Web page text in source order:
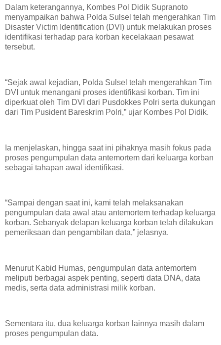
Dalam keterangannya, Kombes Pol Didik Supranoto
menyampaikan bahwa Polda Sulsel telah mengerahkan Tim
Disaster Victim Identification (DVI) untuk melakukan proses
identifikasi terhadap para korban kecelakaan pesawat
tersebut.
“Sejak awal kejadian, Polda Sulsel telah mengerahkan Tim
DVI untuk menangani proses identifikasi korban. Tim ini
diperkuat oleh Tim DVI dari Pusdokkes Polri serta dukungan
dari Tim Pusident Bareskrim Polri,” ujar Kombes Pol Didik.
Ia menjelaskan, hingga saat ini pihaknya masih fokus pada
proses pengumpulan data antemortem dari keluarga korban
sebagai tahapan awal identifikasi.
“Sampai dengan saat ini, kami telah melaksanakan
pengumpulan data awal atau antemortem terhadap keluarga
korban. Sebanyak delapan keluarga korban telah dilakukan
pemeriksaan dan pengambilan data,” jelasnya.
Menurut Kabid Humas, pengumpulan data antemortem
meliputi berbagai aspek penting, seperti data DNA, data
medis, serta data administrasi milik korban.
Sementara itu, dua keluarga korban lainnya masih dalam
proses pengumpulan data.